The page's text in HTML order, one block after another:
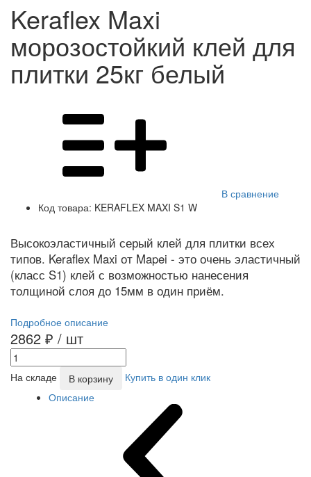
Keraflex Maxi
морозостойкий клей для
плитки 25кг белый
В сравнение
Код товара: KERAFLEX MAXI S1 W
Высокоэластичный серый клей для плитки всех
типов. Keraflex Maxi от Mapei - это очень эластичный
(класс S1) клей с возможностью нанесения
толщиной слоя до 15мм в один приём.
Подробное описание
2862 ₽ / шт
На складе В корзину
Купить в один клик
Описание